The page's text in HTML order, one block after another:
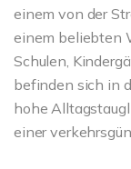
einem von der
einem beliebten
Schulen,
befinden sich in
hohe
einer